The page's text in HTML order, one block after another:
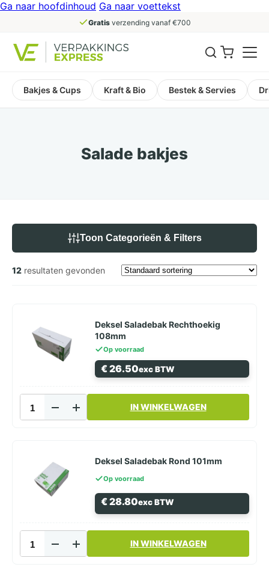
Ga naar hoofdinhoud Ga naar voettekst
Gratisverzending vanaf €700
Bakjes & Cups Kraft & Bio Bestek & Servies
Salade bakjes
Toon Categorieën & Filters
12 resultaten gevonden
Deksel Saladebak Rechthoekig
108mm
Op voorraad
€26.50exc BTW
Saladebak
Rechthoekig
IN WINKELWAGEN
Deksel Saladebak Rond 101mm
Op voorraad
€28.80exc BTW
Saladebak
Rond
IN WINKELWAGEN